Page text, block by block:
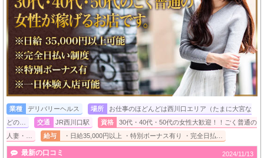
業種 デリバリーヘルス 場所
お仕事のほどんどは西川口エリア（たまに大宮な
どの…
交通 JR西川口駅 資格
30代・40代・50代の女性大歓迎！！ごく普通の
人妻・…
給与 ・日給35,000円以上 ・特別ボーナス有り ・完全日払…
最新の口コミ 2024/11/13